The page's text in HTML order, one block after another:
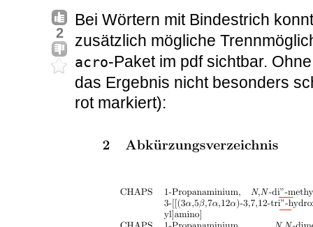
2
Bei Wörtern mit Bindestrich
zusätzlich mögliche
acro-Paket im pdf sichtbar.
das Ergebnis nicht besonders
rot markiert):